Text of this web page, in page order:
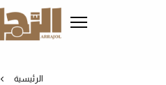
الرئيسية